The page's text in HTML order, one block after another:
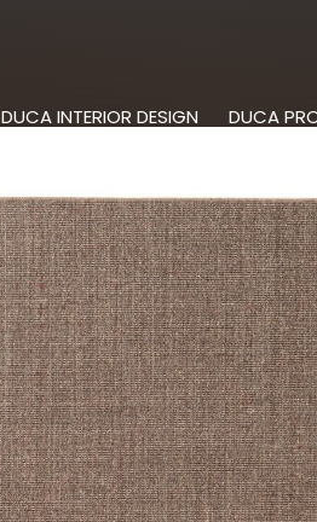
DUCA INTERIOR DESIGN DUCA